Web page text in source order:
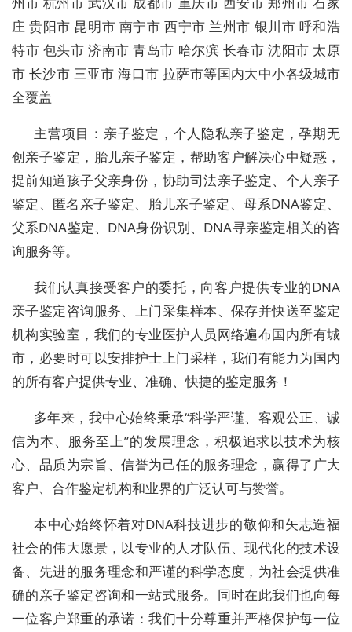
庄 贵阳市 昆明市 南宁市 西宁市 兰州市 银川市 呼和浩
特市 包头市 济南市 青岛市 哈尔滨 长春市 沈阳市 太原
市 长沙市 三亚市 海口市 拉萨市等国内大中小各级城市
全覆盖
主营项目：亲子鉴定，个人隐私亲子鉴定，孕期无
创亲子鉴定，胎儿亲子鉴定，帮助客户解决心中疑惑，
提前知道孩子父亲身份，协助司法亲子鉴定、个人亲子
鉴定、匿名亲子鉴定、胎儿亲子鉴定、母系DNA鉴定、
父系DNA鉴定、DNA身份识别、DNA寻亲鉴定相关的咨
询服务等。
我们认真接受客户的委托，向客户提供专业的DNA
亲子鉴定咨询服务、上门采集样本、保存并快送至鉴定
机构实验室，我们的专业医护人员网络遍布国内所有城
市，必要时可以安排护士上门采样，我们有能力为国内
的所有客户提供专业、准确、快捷的鉴定服务！
多年来，我中心始终秉承“科学严谨、客观公正、诚
信为本、服务至上”的发展理念，积极追求以技术为核
心、品质为宗旨、信誉为己任的服务理念，赢得了广大
客户、合作鉴定机构和业界的广泛认可与赞誉。
本中心始终怀着对DNA科技进步的敬仰和矢志造福
社会的伟大愿景，以专业的人才队伍、现代化的技术设
备、先进的服务理念和严谨的科学态度，为社会提供准
确的亲子鉴定咨询和一站式服务。同时在此我们也向每
一位客户郑重的承诺：我们十分尊重并严格保护每一位